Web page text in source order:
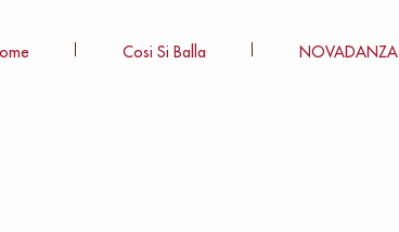
Cosi Si Balla NOVADANZA